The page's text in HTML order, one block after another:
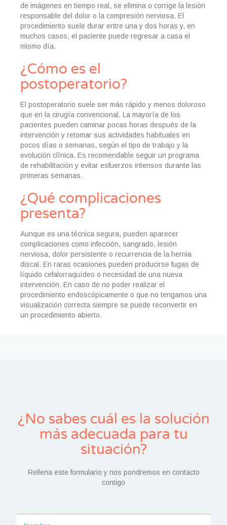
de imágenes en tiempo real, se elimina o corrige la lesión
responsable del dolor o la compresión nerviosa. El
procedimiento suele durar entre una y dos horas y, en
muchos casos, el paciente puede regresar a casa el
mismo día.
¿Cómo es el
postoperatorio?
El postoperatorio suele ser más rápido y menos doloroso
que en la cirugía convencional. La mayoría de los
pacientes pueden caminar pocas horas después de la
intervención y retomar sus actividades habituales en
pocos días o semanas, según el tipo de trabajo y la
evolución clínica. Es recomendable seguir un programa
de rehabilitación y evitar esfuerzos intensos durante las
primeras semanas.
¿Qué complicaciones
presenta?
Aunque es una técnica segura, pueden aparecer
complicaciones como infección, sangrado, lesión
nerviosa, dolor persistente o recurrencia de la hernia
discal. En raras ocasiones pueden producirse fugas de
líquido cefalorraquídeo o necesidad de una nueva
intervención. En caso de no poder realizar el
procedimiento endoscópicamente o que no tengamos una
visualización correcta siempre se puede reconvertir en
un procedimiento abierto.
¿No sabes cuál es la solución
más adecuada para tu
situación?
Rellena este formulario y nos pondremos en contacto
contigo